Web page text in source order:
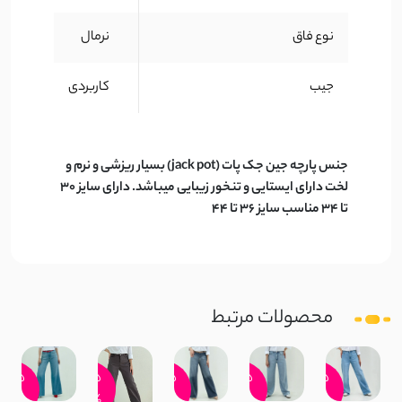
نوع فاق نرمال
جیب کاربردی
جنس پارچه جین جک پات (jack pot) بسیار ریزشی و نرم و
لخت دارای ایستایی و تنخور زیبایی میباشد. دارای سایز 30
تا 34 مناسب سایز 36 تا 44
محصولات مرتبط
15
15
15
15
15